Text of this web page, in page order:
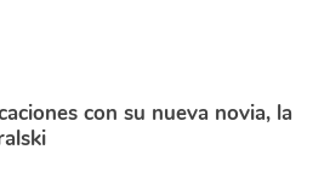
con su nueva novia, la